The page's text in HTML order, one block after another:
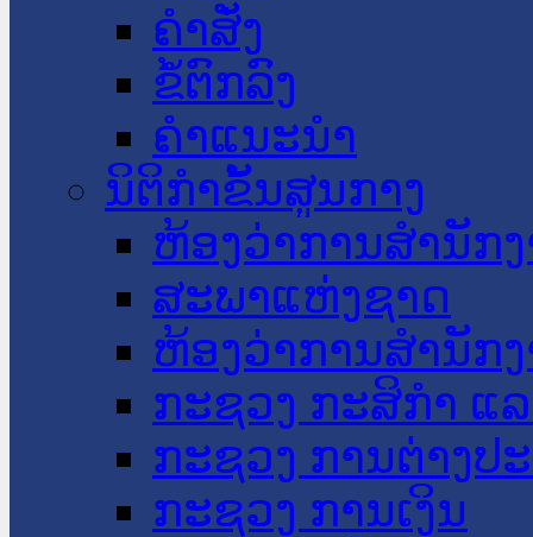
ຄໍາສັ່ງ
ຂໍ້ຕົກລົງ
ຄໍາແນະນໍາ
ນິຕິກໍາຂັ້ນສູນກາງ
ຫ້ອງວ່າການສໍານັກ
ສະພາແຫ່ງຊາດ
ຫ້ອງວ່າການສຳນັກ
ກະຊວງ ກະສິກຳ ແ
ກະຊວງ ການຕ່າງປ
ກະຊວງ ການເງິນ